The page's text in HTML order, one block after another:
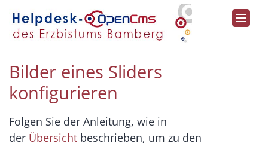
Zum Inhalt springen
Bilder eines Sliders
konfigurieren
Folgen Sie der Anleitung, wie in
der Übersicht beschrieben, um zu den